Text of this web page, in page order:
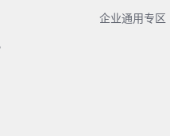
企业通用专区